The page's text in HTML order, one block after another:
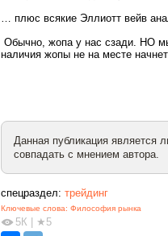
… плюс всякие Эллиотт вейв
Обычно, жопа у нас сзади. НО
наличия жопы не на месте
Данная публикация является
совпадать с мнением автора.
спецраздел: трейдинг
Ключевые слова: Философия рынка
5К
★5